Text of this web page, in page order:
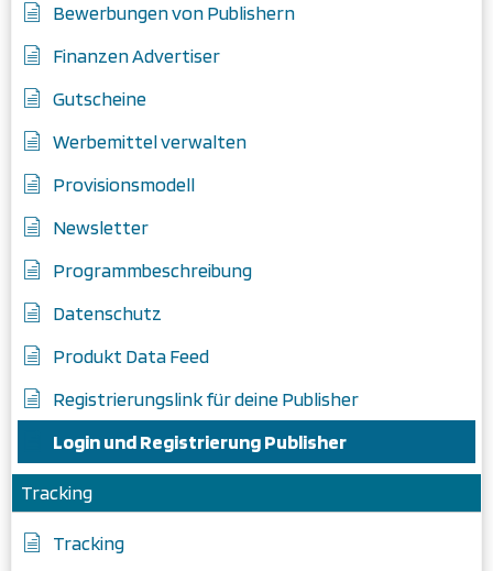
Bewerbungen von Publishern
Finanzen Advertiser
Gutscheine
Werbemittel verwalten
Provisionsmodell
Newsletter
Programmbeschreibung
Datenschutz
Produkt Data Feed
Registrierungslink für deine Publisher
Login und Registrierung Publisher
Tracking
Tracking